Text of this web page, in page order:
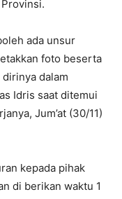
ada unsur
foto beserta
dalam
Idris saat ditemui
Jum’at (30/11)
kepada pihak
di berikan waktu 1